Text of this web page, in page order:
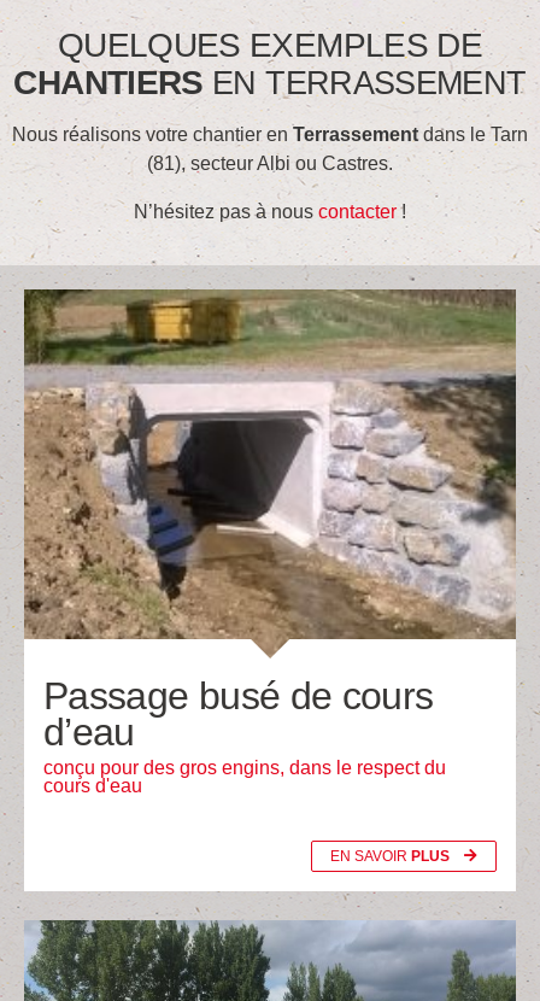
QUELQUES EXEMPLES DE
CHANTIERS EN TERRASSEMENT
Nous réalisons votre chantier en Terrassement dans le Tarn
(81), secteur Albi ou Castres.
N’hésitez pas à nous contacter!
Passage busé de cours
d’eau
conçu pour des gros engins, dans le respect du
cours d'eau
EN SAVOIR PLUS